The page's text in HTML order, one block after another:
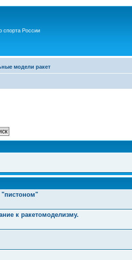
спорта России
модели ракет
"пистоном"
к ракетомоделизму.